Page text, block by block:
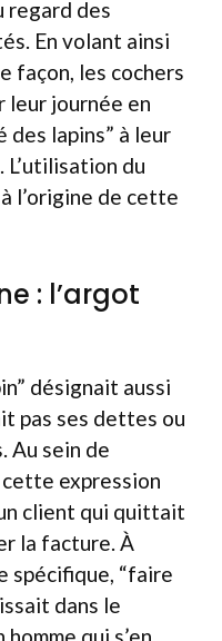
regard des
En volant ainsi
façon, les cochers
leur journée en
des lapins” à leur
du
l’origine de cette
: l’argot
désignait aussi
pas ses dettes ou
Au sein de
cette expression
client qui quittait
la facture. À
spécifique, “faire
dans le
qui s’en